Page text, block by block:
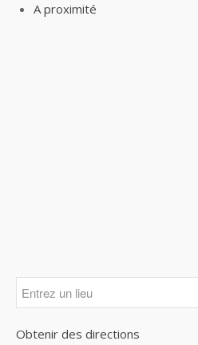
A proximité
Obtenir des directions